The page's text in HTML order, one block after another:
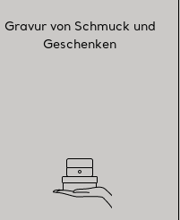
Gravur von Schmuck und
Geschenken